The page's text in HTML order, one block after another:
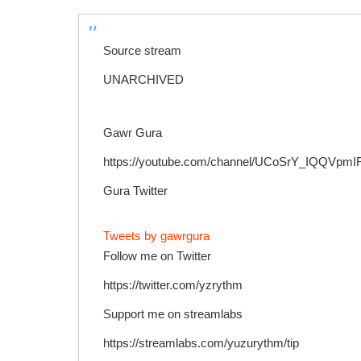
Source stream
UNARCHIVED
Gawr Gura
https://youtube.com/channel/
Gura Twitter
Tweets by gawrgura
Follow me on Twitter
https://twitter.com/yzrythm
Support me on streamlabs
https://streamlabs.com/yuzurythm/tip